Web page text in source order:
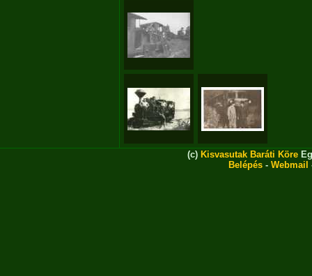
(c) Kisvasutak Baráti Köre
Belépés - Webmail